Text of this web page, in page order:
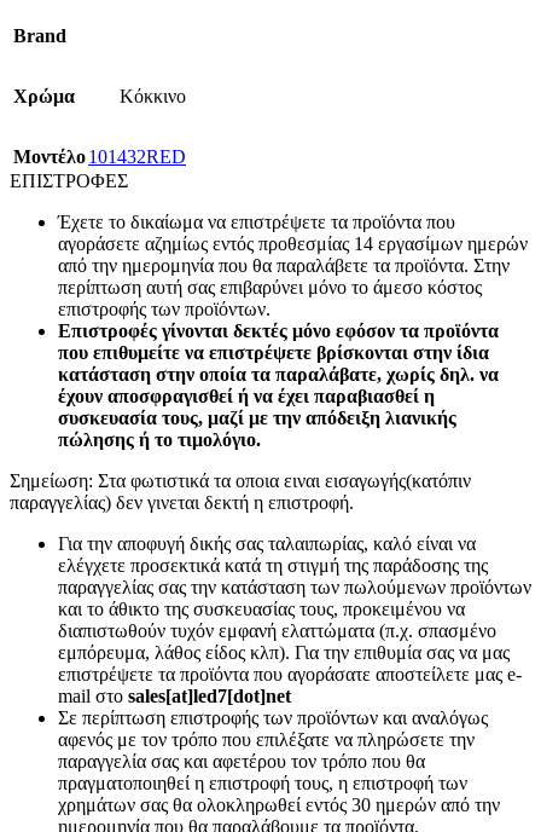
Brand
Χρώμα Κόκκινο
Mοντέλο101432RED
ΕΠΙΣΤΡΟΦΕΣ
Έχετε το δικαίωμα να επιστρέψετε τα προϊόντα που
αγοράσετε αζημίως εντός προθεσμίας 14 εργασίμων ημερών
από την ημερομηνία που θα παραλάβετε τα προϊόντα. Στην
περίπτωση αυτή σας επιβαρύνει μόνο το άμεσο κόστος
επιστροφής των προϊόντων.
Επιστροφές γίνονται δεκτές μόνο εφόσον τα προϊόντα
που επιθυμείτε να επιστρέψετε βρίσκονται στην ίδια
κατάσταση στην οποία τα παραλάβατε, χωρίς δηλ. να
έχουν αποσφραγισθεί ή να έχει παραβιασθεί η
συσκευασία τους, μαζί με την απόδειξη λιανικής
πώλησης ή το τιμολόγιο.
Σημείωση: Στα φωτιστικά τα οποια ειναι εισαγωγής(κατόπιν
παραγγελίας) δεν γινεται δεκτή η επιστροφή.
Για την αποφυγή δικής σας ταλαιπωρίας, καλό είναι να
ελέγχετε προσεκτικά κατά τη στιγμή της παράδοσης της
παραγγελίας σας την κατάσταση των πωλούμενων προϊόντων
και το άθικτο της συσκευασίας τους, προκειμένου να
διαπιστωθούν τυχόν εμφανή ελαττώματα (π.χ. σπασμένο
εμπόρευμα, λάθος είδος κλπ). Για την επιθυμία σας να μας
επιστρέψετε τα προϊόντα που αγοράσατε αποστείλετε μας e-
mail στο sales[at]led7[dot]net
Σε περίπτωση επιστροφής των προϊόντων και αναλόγως
αφενός με τον τρόπο που επιλέξατε να πληρώσετε την
παραγγελία σας και αφετέρου τον τρόπο που θα
πραγματοποιηθεί η επιστροφή τους, η επιστροφή των
χρημάτων σας θα ολοκληρωθεί εντός 30 ημερών από την
ημερομηνία που θα παραλάβουμε τα προϊόντα.